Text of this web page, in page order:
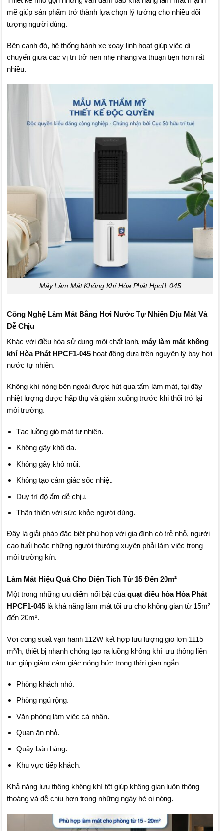
mẽ giúp sản phẩm trở thành lựa chọn lý tưởng cho nhiều đối
tượng người dùng.
Bên cạnh đó, hệ thống bánh xe xoay linh hoạt giúp việc di
chuyển giữa các vị trí trở nên nhẹ nhàng và thuận tiện hơn rất
nhiều.
Máy Làm Mát Không Khí Hòa Phát Hpcf1 045
Công Nghệ Làm Mát Bằng Hơi Nước Tự Nhiên Dịu Mát Và
Dễ Chịu
Khác với điều hòa sử dụng môi chất lạnh, máy làm mát không
khí Hòa Phát HPCF1-045hoạt động dựa trên nguyên lý bay hơi
nước tự nhiên.
Không khí nóng bên ngoài được hút qua tấm làm mát, tại đây
nhiệt lượng được hấp thụ và giảm xuống trước khi thổi trở lại
môi trường.
Tạo luồng gió mát tự nhiên.
Không gây khô da.
Không gây khô mũi.
Không tạo cảm giác sốc nhiệt.
Duy trì độ ẩm dễ chịu.
Thân thiện với sức khỏe người dùng.
Đây là giải pháp đặc biệt phù hợp với gia đình có trẻ nhỏ, người
cao tuổi hoặc những người thường xuyên phải làm việc trong
môi trường kín.
Làm Mát Hiệu Quả Cho Diện Tích Từ 15 Đến 20m²
Một trong những ưu điểm nổi bật của quạt điều hòa Hòa Phát
HPCF1-045là khả năng làm mát tối ưu cho không gian từ 15m²
đến 20m².
Với công suất vận hành 112W kết hợp lưu lượng gió lớn 1115
m³/h, thiết bị nhanh chóng tạo ra luồng không khí lưu thông liên
tục giúp giảm cảm giác nóng bức trong thời gian ngắn.
Phòng khách nhỏ.
Phòng ngủ rộng.
Văn phòng làm việc cá nhân.
Quán ăn nhỏ.
Quầy bán hàng.
Khu vực tiếp khách.
Khả năng lưu thông không khí tốt giúp không gian luôn thông
thoáng và dễ chịu hơn trong những ngày hè oi nóng.